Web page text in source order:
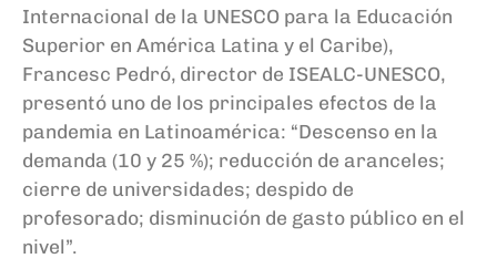
Internacional de la UNESCO para la Educación
Superior en América Latina y el Caribe),
Francesc Pedró, director de ISEALC-UNESCO,
presentó uno de los principales efectos de la
pandemia en Latinoamérica: “Descenso en la
demanda (10 y 25 %); reducción de aranceles;
cierre de universidades; despido de
profesorado; disminución de gasto público en el
nivel”.